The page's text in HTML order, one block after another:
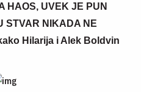
HAOS, UVEK JE PUN
STVAR NIKADA NE
Hilarija i Alek Boldvin